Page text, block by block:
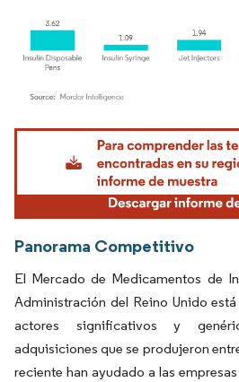
Imagen © Mordor Intelligence. El uso requiere
Panorama Competitivo
El Mercado de Medicamentos de
Administración del Reino Unido
actores significativos y
adquisiciones que se produjeron
reciente han ayudado a las